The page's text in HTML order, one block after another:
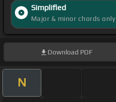
Simplified
Major & minor chords only
Download PDF
N